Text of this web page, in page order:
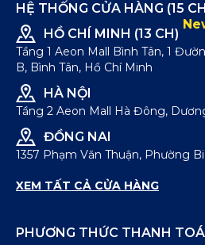
HỆ THỐNG CỬA HÀNG (15
HỒ CHÍ MINH (13 CH)
Tầng 1 Aeon Mall Bình Tân, 1
B, Bình Tân, Hồ Chí Minh
HÀ NỘI
Tầng 2 Aeon Mall Hà Đông,
ĐỒNG NAI
1357 Phạm Văn Thuận, Phường
XEM TẤT CẢ CỬA HÀNG
PHƯƠNG THỨC THANH